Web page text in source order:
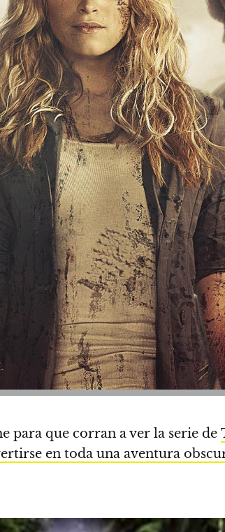
para que corran a ver la serie de
en toda una aventura